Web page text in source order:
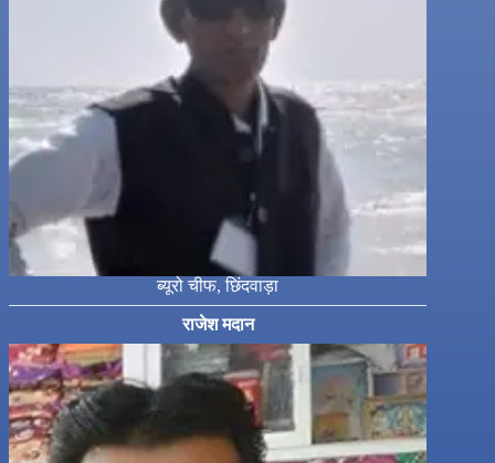
ब्यूरो चीफ, छिंदवाड़ा
राजेश मदान